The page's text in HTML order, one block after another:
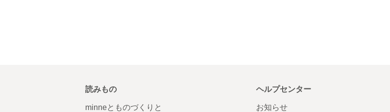
読みもの
minneとものづくりと
ヘルプセンター
お知らせ